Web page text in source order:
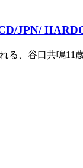
JPN/
る、谷口共鳴11